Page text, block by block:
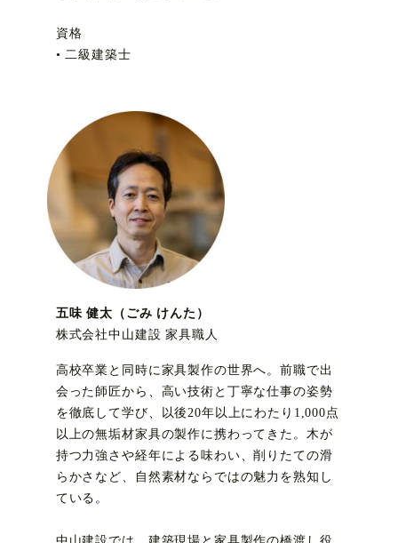
資格
• 二級建築士
五味 健太（ごみ けんた）
株式会社中山建設 家具職人
高校卒業と同時に家具製作の世界へ。前職で出
会った師匠から、高い技術と丁寧な仕事の姿勢
を徹底して学び、以後20年以上にわたり1,000点
以上の無垢材家具の製作に携わってきた。木が
持つ力強さや経年による味わい、削りたての滑
らかさなど、自然素材ならではの魅力を熟知し
ている。